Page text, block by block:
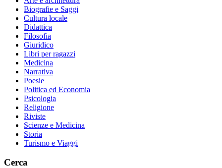
Biografie e Saggi
Cultura locale
Didattica
Filosofia
Giuridico
Libri per ragazzi
Medicina
Narrativa
Poesie
Politica ed Economia
Psicologia
Religione
Riviste
Scienze e Medicina
Storia
Turismo e Viaggi
Cerca